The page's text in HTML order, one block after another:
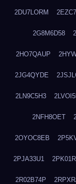
2DU7LORM
2G8M6D58
2HO7QAUP
2JG4QYDE
2LN9C5H3
2NFH8OET
2OYOC8EB
2PJA33U1
2R02B74P